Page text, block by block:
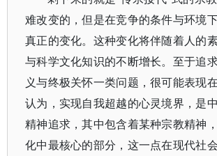
难改变的，但是在竞争的条件与环境
真正的变化。这种变化将伴随着人的
与科学文化知识的不断增长。至于追
义与终极关怀一类问题，很可能表现
认为，实现自我超越的心灵境界，是
精神追求，其中包含着某种宗教精神
化中最核心的部分，这一点在现代社